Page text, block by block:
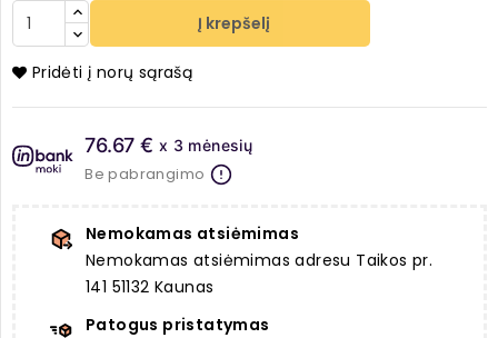
Į krepšelį
Pridėti į norų sąrašą
76.67 € x 3 mėnesių
Be pabrangimo
Nemokamas atsiėmimas
Nemokamas atsiėmimas adresu Taikos pr.
141 51132 Kaunas
Patogus pristatymas